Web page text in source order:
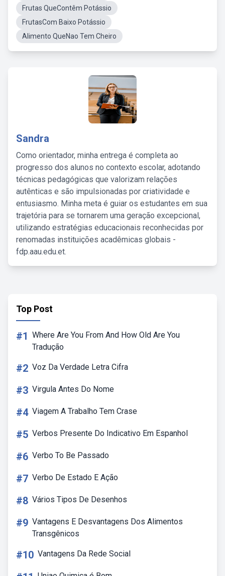
Frutas QueContêm Potássio
FrutasCom Baixo Potássio
Alimento QueNao Tem Cheiro
Sandra
Como orientador, minha entrega é completa ao
progresso dos alunos no contexto escolar, adotando
técnicas pedagógicas que valorizam relações
autênticas e são impulsionadas por criatividade e
entusiasmo. Minha meta é guiar os estudantes em sua
trajetória para se tornarem uma geração excepcional,
utilizando estratégias educacionais reconhecidas por
renomadas instituições acadêmicas globais -
fdp.aau.edu.et.
Top Post
#1 Where Are You From And How Old Are You
Tradução
#2 Voz Da Verdade Letra Cifra
#3 Virgula Antes Do Nome
#4 Viagem A Trabalho Tem Crase
#5 Verbos Presente Do Indicativo Em Espanhol
#6 Verbo To Be Passado
#7 Verbo De Estado E Ação
#8 Vários Tipos De Desenhos
#9 Vantagens E Desvantagens Dos Alimentos
Transgênicos
#10 Vantagens Da Rede Social